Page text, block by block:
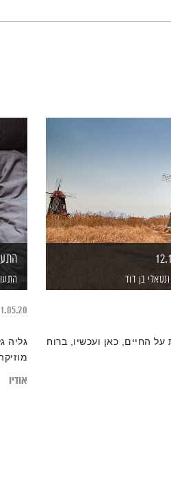
ונטאלי בן דוד
על החיים, כאן ועכשיו, ברוח
גליה
אודיו